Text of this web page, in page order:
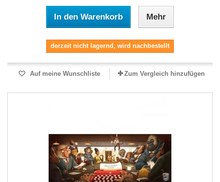
In den Warenkorb Mehr
derzeit nicht lagernd, wird nachbestellt
Auf meine Wunschliste Zum Vergleich hinzufügen